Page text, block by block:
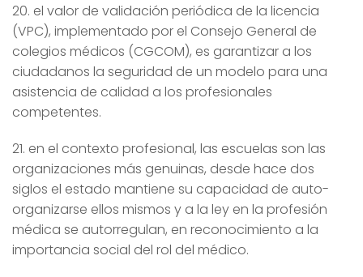
20. el valor de validación periódica de la licencia
(VPC), implementado por el Consejo General de
colegios médicos (CGCOM), es garantizar a los
ciudadanos la seguridad de un modelo para una
asistencia de calidad a los profesionales
competentes.
21. en el contexto profesional, las escuelas son las
organizaciones más genuinas, desde hace dos
siglos el estado mantiene su capacidad de auto-
organizarse ellos mismos y a la ley en la profesión
médica se autorregulan, en reconocimiento a la
importancia social del rol del médico.